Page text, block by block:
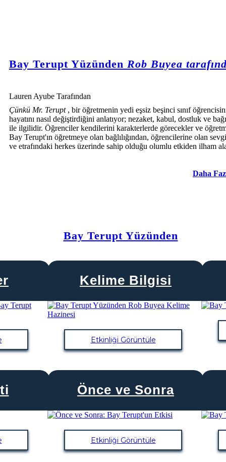
Bay Terupt Yüzünden Rob Buyea
Lauren Ayube Tarafından
Çünkü Mr. Terupt, bir öğretmenin yedi eşsiz beşinci sınıf
hayatını nasıl değiştirdiğini anlatıyor; nezaket, kabul, dostluk ve
ile ilgilidir. Öğrenciler kendilerini karakterlerde görecekler ve
Bay Terupt'ın öğretmeye olan bağlılığından, öğrencilerine olan
ve etrafındaki herkes üzerinde sahip olduğu olumlu etkiden ilham
Daha
Bay Terupt Yüzünden
Kelime Bilgisi
Etkinliği Görüntüle
Önce ve Sonra
Etkinliği Görüntüle